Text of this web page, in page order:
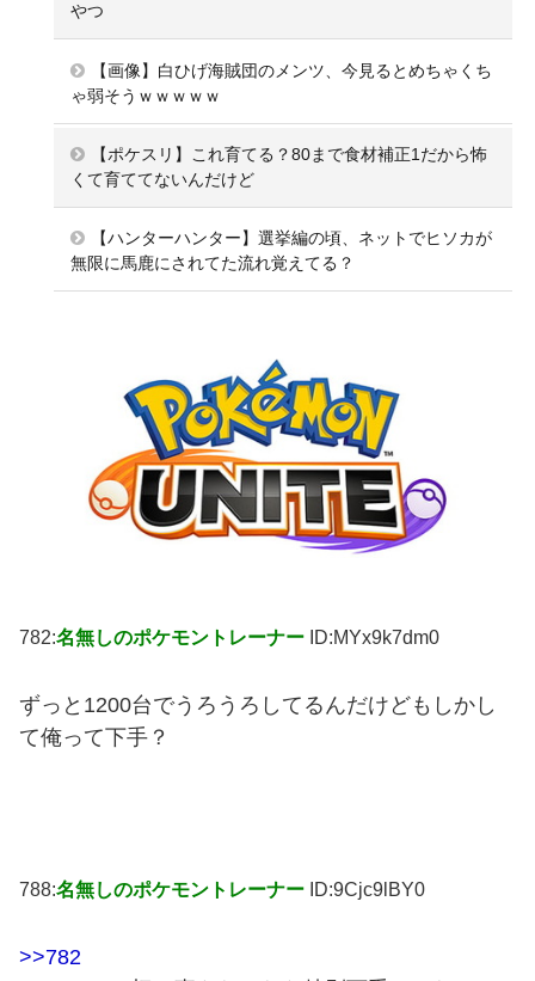
やつ
【画像】白ひげ海賊団のメンツ、今見るとめちゃくち
ゃ弱そうｗｗｗｗｗ
【ポケスリ】これ育てる？80まで食材補正1だから怖
くて育ててないんだけど
【ハンターハンター】選挙編の頃、ネットでヒソカが
無限に馬鹿にされてた流れ覚えてる？
782:名無しのポケモントレーナー ID:MYx9k7dm0
ずっと1200台でうろうろしてるんだけどもしかし
て俺って下手？
788:名無しのポケモントレーナー ID:9Cjc9lBY0
>>782